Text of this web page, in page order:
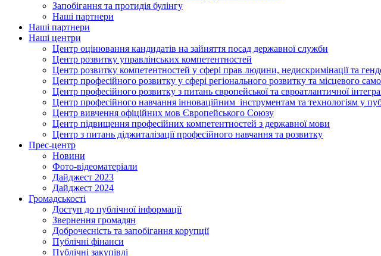
Запобігання та протидія булінгу
Наші партнери
Наші партнери
Наші центри
Центр оцінювання кандидатів на зайняття посад державної служби
Центр розвитку управлінських компетентностей
Центр розвитку компетентностей у сфері прав людини, недискримінації та
Центр професійного розвитку у сфері регіонального розвитку та місцевого
Центр професійного розвитку з питань європейської та євроатлантичної
Центр професійного навчання інноваційним інструментам та технологіям у
Центр вивчення офіційних мов Європейського Союзу
Центр підвищення професійних компетентностей з державної мови
Центр з питань діджиталізації професійного навчання та розвитку
Прес-центр
Новини
Фото-відеоматеріали
Дайджест 2023
Дайджест 2024
Громадськості
Доступ до публічної інформації
Звернення громадян
Доброчесність та запобігання корупції
Публічні фінанси
Публічні закупівлі